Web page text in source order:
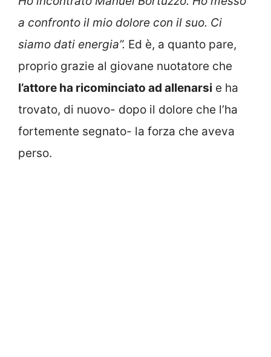
a confronto il mio dolore con il suo. Ci
siamo dati energia”. Ed è, a quanto pare,
proprio grazie al giovane nuotatore che
l’attore ha ricominciato ad allenarsi e ha
trovato, di nuovo- dopo il dolore che l’ha
fortemente segnato- la forza che aveva
perso.